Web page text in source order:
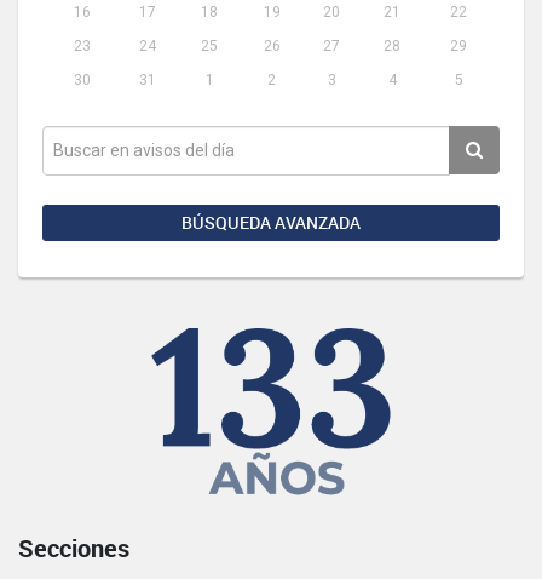
16
17 18 19 20 21
22
23
24 25 26 27 28
29
30
31 1 2 3 4 5
BÚSQUEDA AVANZADA
Secciones